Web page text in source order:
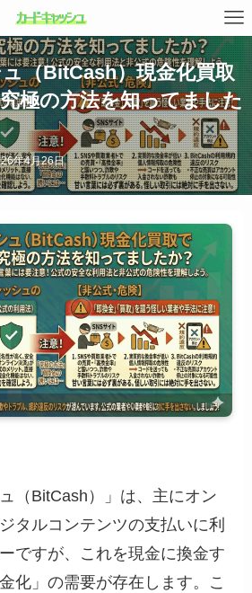
（BitCash）現金化買取
極の方法を知ってました
年4月26日
（BitCash）」は、主にオン
タルコンテンツの支払いに利
ですが、これを現金に換金す
化」の需要が存在します。こ